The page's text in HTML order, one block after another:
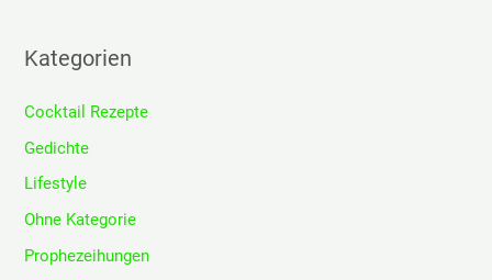
Kategorien
Cocktail Rezepte
Gedichte
Lifestyle
Ohne Kategorie
Prophezeihungen